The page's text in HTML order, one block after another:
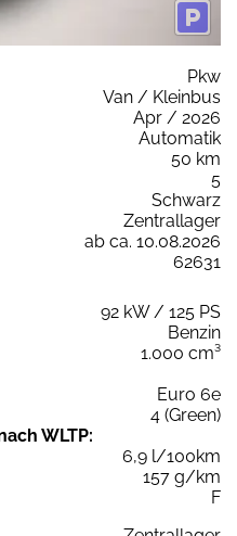
Pkw
Van / Kleinbus
Apr / 2026
Automatik
50 km
5
Schwarz
Zentrallager
ab ca. 10.08.2026
62631
92 kW / 125 PS
Benzin
1.000 cm³
Euro 6e
4 (Green)
WLTP:
6,9 l/100km
157 g/km
F